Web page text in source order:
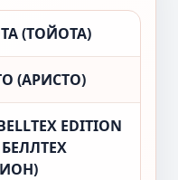
(ТОЙОТА)
(АРИСТО)
EDITION
БЕЛЛТЕX